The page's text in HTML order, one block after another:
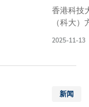
链领域
的人工
智能和
能技术
瞻性研
究，构
香港科技
（科大）
授谢源，
2025-11-13
新闻